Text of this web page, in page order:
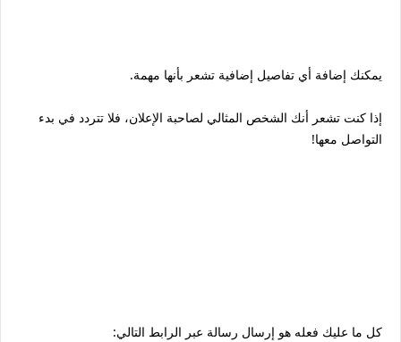
يمكنك إضافة أي تفاصيل إضافية تشعر بأنها مهمة.
إذا كنت تشعر أنك الشخص المثالي لصاحبة الإعلان، فلا تتردد في بدء
التواصل معها!
كل ما عليك فعله هو إرسال رسالة عبر الرابط التالي: